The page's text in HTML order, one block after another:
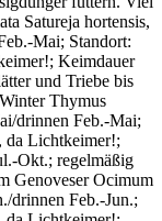
Satureja hortensis,
Mai; Standort:
Keimdauer
und Triebe bis
Thymus
drinnen Feb.-Mai;
da Lichtkeimer!;
Okt.; regelmäßig
Genoveser Ocimum
drinnen Feb.-Jun.;